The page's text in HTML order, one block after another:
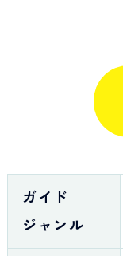
ガイド
ジャンル